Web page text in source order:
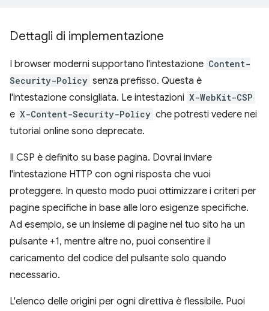
Dettagli di implementazione
I browser moderni supportano l'intestazione Content-
Security-Policy senza prefisso. Questa è
l'intestazione consigliata. Le intestazioni X-WebKit-CSP
e X-Content-Security-Policy che potresti vedere nei
tutorial online sono deprecate.
Il CSP è definito su base pagina. Dovrai inviare
l'intestazione HTTP con ogni risposta che vuoi
proteggere. In questo modo puoi ottimizzare i criteri per
pagine specifiche in base alle loro esigenze specifiche.
Ad esempio, se un insieme di pagine nel tuo sito ha un
pulsante +1, mentre altre no, puoi consentire il
caricamento del codice del pulsante solo quando
necessario.
L'elenco delle origini per ogni direttiva è flessibile. Puoi